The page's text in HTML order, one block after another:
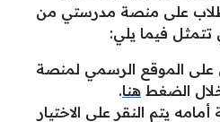
على منصة مدرستي من
فيما يلي:
على الموقع الرسمي لمنصة
الضغط هنا.
يتم النقر على الاختيار